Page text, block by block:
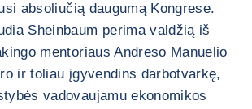
absoliučią daugumą Kongrese.
Sheinbaum perima valdžią iš
mentoriaus Andreso Manuelio
ir toliau įgyvendins darbotvarkę,
vadovaujamu ekonomikos